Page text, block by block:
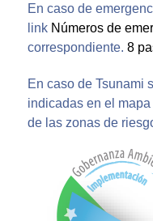
En caso de
link Números de
correspondiente. 8
En caso de Tsunami
indicadas en el
de las zonas de